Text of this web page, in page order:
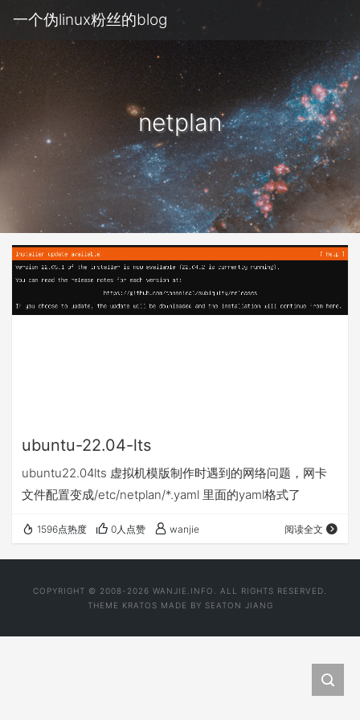
一个伪linux粉丝的blog
netplan
ubuntu-22.04-lts
ubuntu22.04lts 虚拟机模版制作时遇到的网络问题，网卡
文件配置变成/etc/netplan/*.yaml 里面的yaml格式了
1596点热度 0人点赞 wanjie 阅读全文
COPYRIGHT © 2008-2026 WANJIE.INFO. ALL RIGHTS RESERVED.
THEME KRATOS MADE BY SEATON JIANG